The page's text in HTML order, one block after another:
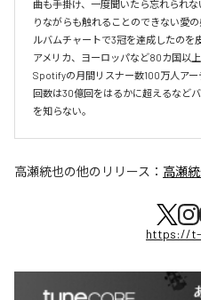
曲も手掛け、一度聞いたら忘れられ
りながらも触れることのできない愛
ルバムチャートで3冠を達成したのを
アメリカ、ヨーロッパなど80カ国以
Spotifyの月間リスナー数100万人ア
回数は30億回をはるかに超えるなど
を知らない。
高瀬統也の他のリリース： 高瀬
https://t-